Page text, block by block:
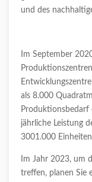
und des
Im September
als 8.000
Produktionsbedarf
jährliche Leistung
3001.000
Im Jahr 2023, um
treffen, planen Sie